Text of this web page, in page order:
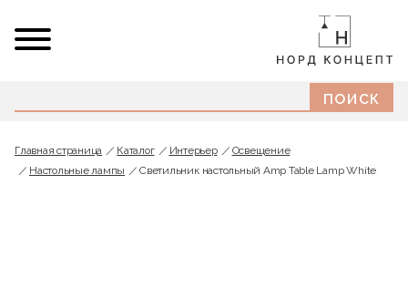
Главная страница Каталог Интерьер
Освещение
Настольные лампы
Светильник настольный Amp Table Lamp White